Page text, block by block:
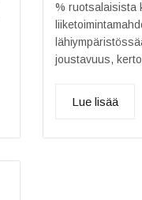
% ruotsalaisista
joustavuus,
Lue lisää